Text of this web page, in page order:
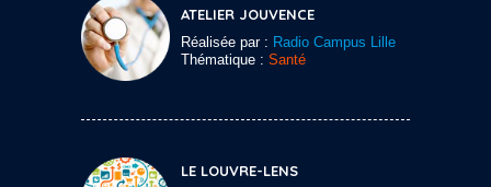
ATELIER JOUVENCE
Réalisée par : Radio Campus Lille
Thématique : Santé
LE LOUVRE-LENS